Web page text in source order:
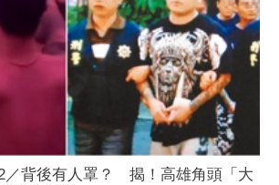
／背後有人罩？ 揭！高雄角頭「大